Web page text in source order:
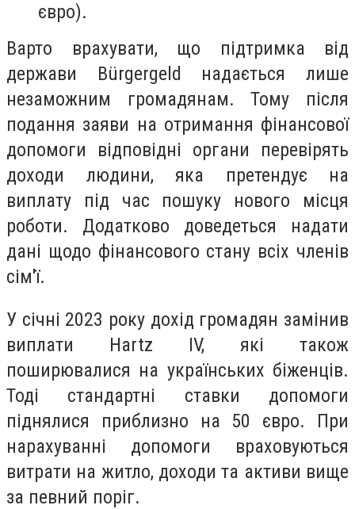
євро).
Варто врахувати, що підтримка від
держави Bürgergeld надається лише
незаможним громадянам. Тому після
подання заяви на отримання фінансової
допомоги відповідні органи перевірять
доходи людини, яка претендує на
виплату під час пошуку нового місця
роботи. Додатково доведеться надати
дані щодо фінансового стану всіх членів
сім'ї.
У січні 2023 року дохід громадян замінив
виплати Hartz IV, які також
поширювалися на українських біженців.
Тоді стандартні ставки допомоги
піднялися приблизно на 50 євро. При
нарахуванні допомоги враховуються
витрати на житло, доходи та активи вище
за певний поріг.